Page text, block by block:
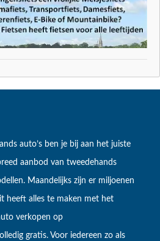
auto’s ben je bij aan het juiste
aanbod van tweedehands
Maandelijks zijn er miljoenen
heeft alles te maken met het
verkopen op
gratis. Voor iedereen zo als